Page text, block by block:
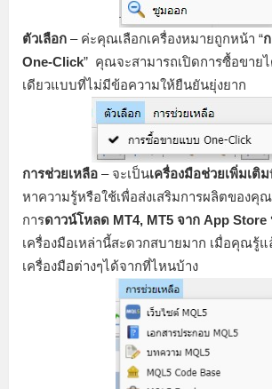
ตัวเลือก – ค่ะคุณเลือกเครื่องหมายถูกหน้า “
One-Click” คุณจะสามารถเปิดการซื้อขาย
เดียวแบบที่ไม่มีข้อความให้ยืนยันยุ่งยาก
การช่วยเหลือ – จะเป็นเครื่องมือช่วยเพิ่มเติม
หาความรู้หรือใช้เพื่อส่งเสริมการผลิตของคุ
การดาวน์โหลด MT4, MT5 จาก App Store
เครื่องมือเหล่านี้สะดวกสบายมาก เมื่อคุณรู้แ
เครื่องมือต่างๆได้จากที่ไหนบ้าง